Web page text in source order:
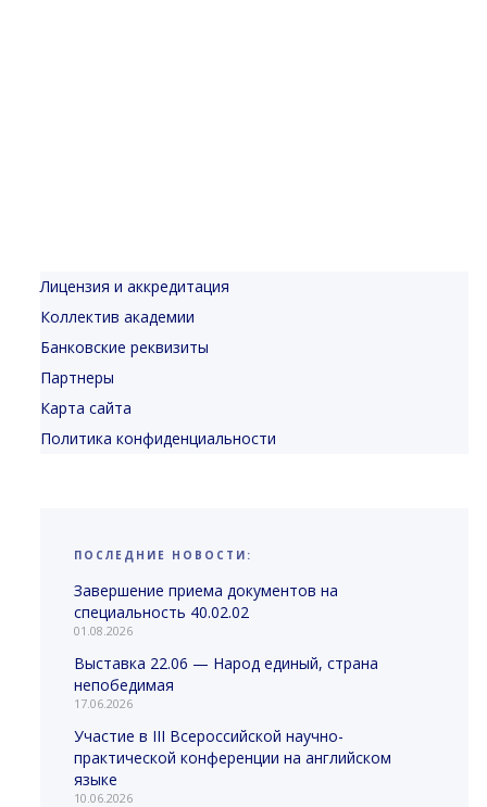
Лицензия и аккредитация
Коллектив академии
Банковские реквизиты
Партнеры
Карта сайта
Политика конфиденциальности
ПОСЛЕДНИЕ НОВОСТИ:
Завершение приема документов на
специальность 40.02.02
01.08.2026
Выставка 22.06 — Народ единый, страна
непобедимая
17.06.2026
Участие в III Всероссийской научно-
практической конференции на английском
языке
10.06.2026